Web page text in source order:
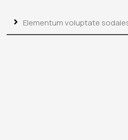
Elementum voluptate